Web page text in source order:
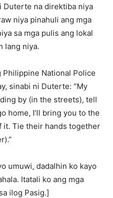
Duterte na direktiba niya
niya pinahuli ang mga
sa mga pulis ang lokal
lang niya.
Philippine National Police
sinabi ni Duterte: “My
by (in the streets), tell
home, I’ll bring you to the
it. Tie their hands together
umuwi, dadalhin ko kayo
Itatali ko ang mga
ilog Pasig.]